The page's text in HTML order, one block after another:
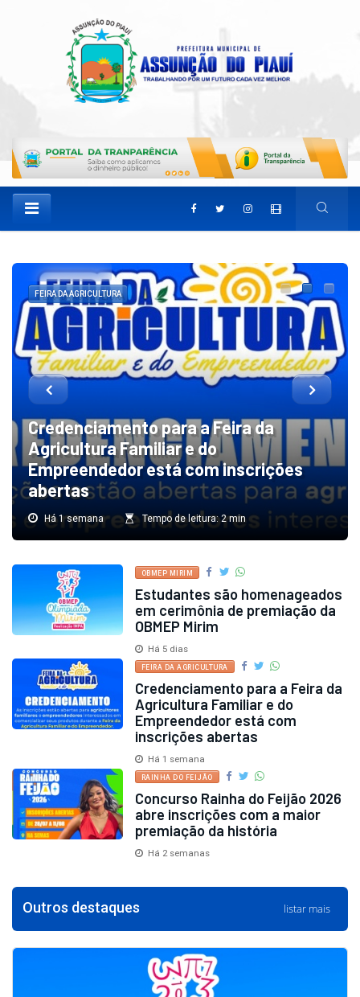
FEIRA DA AGRICULTURA
Credenciamento para a Feira da
Agricultura Familiar e do
Empreendedor está com inscrições
abertas
Há 1 semana Tempo de leitura: 2 min
OBMEP MIRIM
Estudantes são homenageados
em cerimônia de premiação da
OBMEP Mirim
Há 5 dias
FEIRA DA AGRICULTURA
Credenciamento para a Feira da
Agricultura Familiar e do
Empreendedor está com
inscrições abertas
Há 1 semana
RAINHA DO FEIJÃO
Concurso Rainha do Feijão 2026
abre inscrições com a maior
premiação da história
Há 2 semanas
Outros destaques listar mais